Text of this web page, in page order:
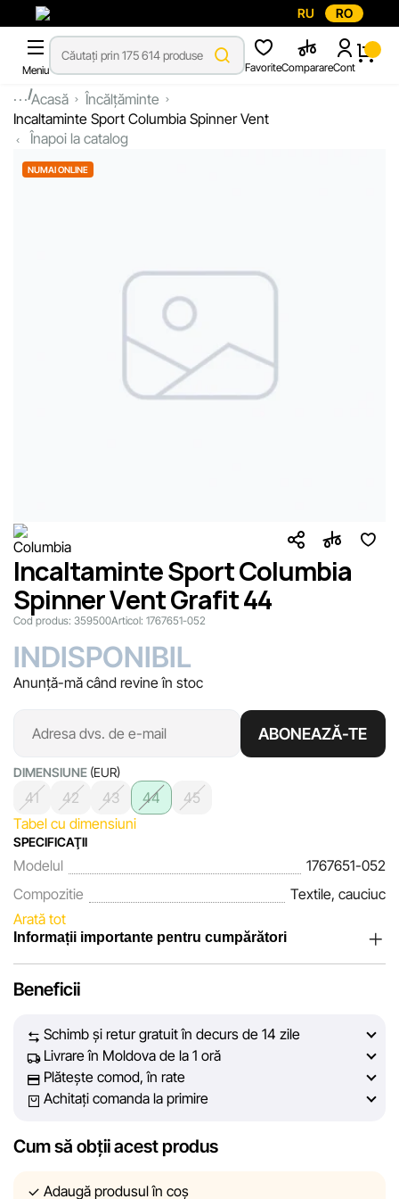
RU RO
Meniu FavoriteComparareCont
...Acasă
Încălțăminte
Incaltaminte Sport Columbia Spinner Vent
Înapoi la catalog
NUMAI ONLINE
Incaltaminte Sport Columbia
Spinner Vent Grafit 44
Cod produs: 359500Articol: 1767651-052
INDISPONIBIL
Anunță-mă când revine în stoc
ABONEAZĂ-TE
DIMENSIUNE (EUR)
41 42 43 44
45
Tabel cu dimensiuni
SPECIFICAŢII
Modelul
1767651-052
Compozitie
Textile, cauciuc
Arată tot
Informații importante pentru cumpărători
încrederea clienților noștri. În fiecare zi depunem eforturi
prezentate pe site să fie cât mai complete, obiective și
actuale. Scopul nostru este să vă oferim informații corecte și
veridice, pentru ca dvs. să puteți lua cea mai bună decizie
de cumpărare.
Cu toate acestea, în ciuda controlului constant, Sportlandia
afișate pe site, din cauza unor posibile erori tehnice sau
Beneficii
Schimb și retur gratuit în decurs de 14 zile
Livrare în Moldova de la 1 oră
Plătește comod, în rate
Achitați comanda la primire
Cum să obții acest produs
Adaugă produsul în coș